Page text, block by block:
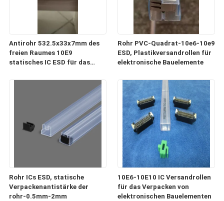
Antirohr 532.5x33x7mm des
freien Raumes 10E9
statisches IC ESD für das
Rohr PVC-Quadrat-10e6-10e9
ESD, Plastikversandrollen für
elektronische Bauelemente
Rohr ICs ESD, statische
Verpackenantistärke der
rohr-0.5mm-2mm
10E6-10E10 IC Versandrollen
für das Verpacken von
elektronischen Bauelementen